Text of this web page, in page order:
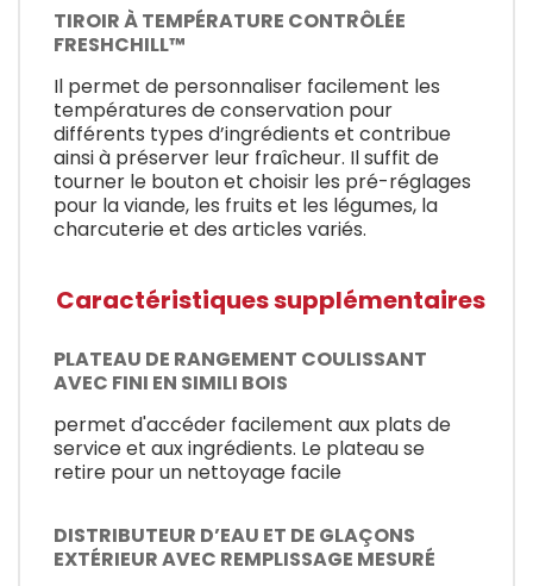
TIROIR À TEMPÉRATURE CONTRÔLÉE
FRESHCHILL™
Il permet de personnaliser facilement les
températures de conservation pour
différents types d’ingrédients et contribue
ainsi à préserver leur fraîcheur. Il suffit de
tourner le bouton et choisir les pré-réglages
pour la viande, les fruits et les légumes, la
charcuterie et des articles variés.
Caractéristiques supplémentaires
PLATEAU DE RANGEMENT COULISSANT
AVEC FINI EN SIMILI BOIS
permet d'accéder facilement aux plats de
service et aux ingrédients. Le plateau se
retire pour un nettoyage facile
DISTRIBUTEUR D’EAU ET DE GLAÇONS
EXTÉRIEUR AVEC REMPLISSAGE MESURÉ